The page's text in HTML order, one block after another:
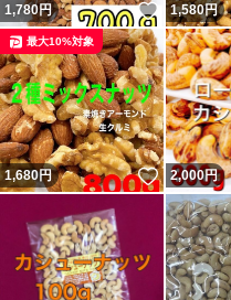
1,780円 いいね！
1,580円
1,680円 いいね！
最大10%対象
2,000円